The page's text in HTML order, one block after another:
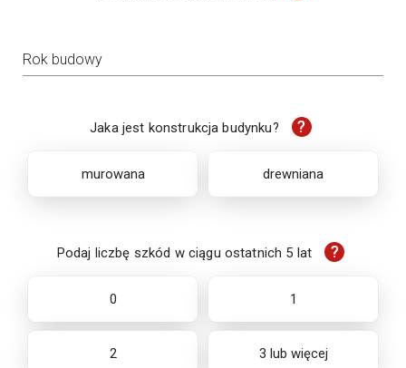
Rok budowy
Jaka jest konstrukcja budynku? ?
murowana drewniana
Podaj liczbę szkód w ciągu ostatnich 5 lat ?
0 1
2 3 lub więcej